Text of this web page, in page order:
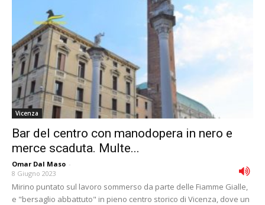
Vicenza
Bar del centro con manodopera in nero e
merce scaduta. Multe...
Omar Dal Maso -
8 Giugno 2023
Mirino puntato sul lavoro sommerso da parte delle Fiamme Gialle,
e "bersaglio abbattuto" in pieno centro storico di Vicenza, dove un